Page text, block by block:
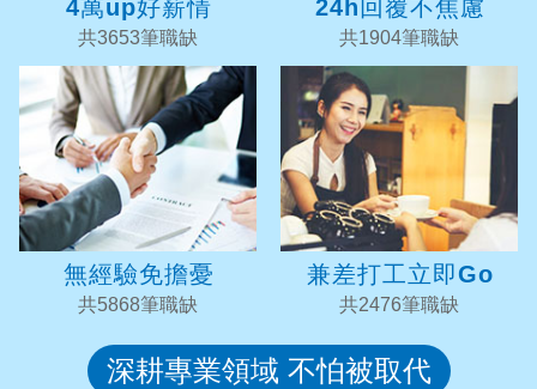
4萬up好薪情
共3653筆職缺
24h回覆不焦慮
共1904筆職缺
無經驗免擔憂
共5868筆職缺
兼差打工立即Go
共2476筆職缺
深耕專業領域 不怕被取代